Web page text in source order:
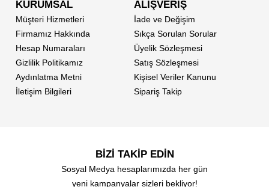
KURUMSAL
Müşteri Hizmetleri
Firmamız Hakkında
Hesap Numaraları
Gizlilik Politikamız
Aydınlatma Metni
İletişim Bilgileri
ALIŞVERİŞ
İade ve Değişim
Sıkça Sorulan Sorular
Üyelik Sözleşmesi
Satış Sözleşmesi
Kişisel Veriler Kanunu
Sipariş Takip
BİZİ TAKİP EDİN
Sosyal Medya hesaplarımızda her gün
yeni kampanyalar sizleri bekliyor!